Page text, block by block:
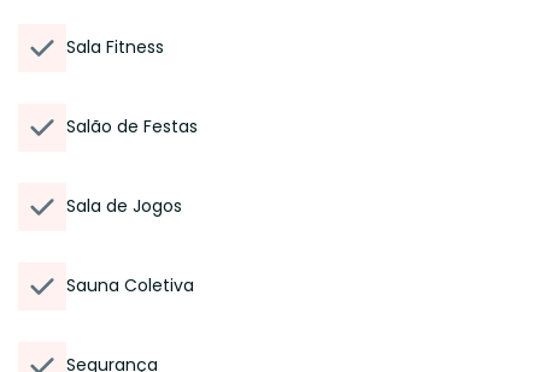
Sala Fitness
Salão de Festas
Sala de Jogos
Sauna Coletiva
Segurança